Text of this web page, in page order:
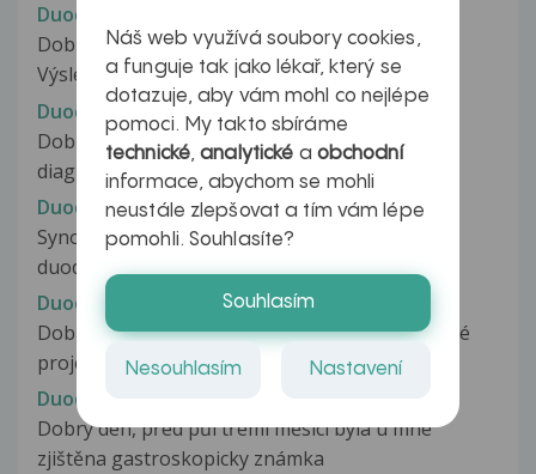
Duodenogastrický biliární reflux
Dobrý den. Dnes jsem byla na gastro vyšetření.
Výsledkem je Duodenogastrický...
Duodenogastrický biliární reflux
Dobrý den, již před hodně lety mi byl
diagnostikován duodenogastrický biliární...
Duodenogastrický reflux
Synovi byl diagnostikován biliózní
duodenogastrický reflux. Užívá Kinito, které...
Duodenogastrický reflux
Dobrý den, už asi 2 měsíce mám neustálé hlasité
projevy v břiše - kručení, škrundání...
Duodenogastrický reflux
Dobrý den, před půl třemi měsíci byla u mne
zjištěna gastroskopicky známka
Náš web využívá soubory cookies,
a funguje tak jako lékař, který se
dotazuje, aby vám mohl co nejlépe
pomoci. My takto sbíráme
technické,analytické a obchodní
informace, abychom se mohli
neustále zlepšovat a tím vám lépe
pomohli. Souhlasíte?
Souhlasím
Nesouhlasím Nastavení